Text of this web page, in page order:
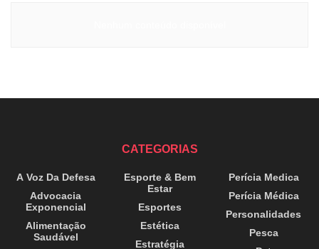
CATEGORIAS
A Voz Da Defesa
Advocacia
Exponencial
Alimentação
Saudável
Esporte & Bem
Estar
Esportes
Estética
Estratégia
Perícia Medica
Perícia Médica
Personalidades
Pesca